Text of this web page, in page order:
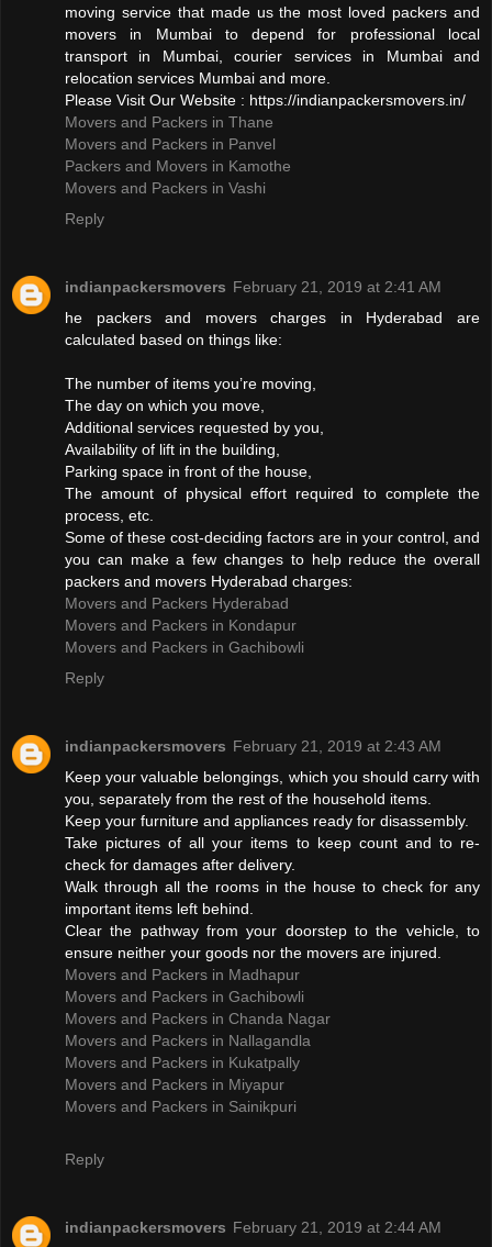
moving service that made us the most loved packers and
movers in Mumbai to depend for professional local
transport in Mumbai, courier services in Mumbai and
relocation services Mumbai and more.
Please Visit Our Website : https://indianpackersmovers.in/
Movers and Packers in Thane
Movers and Packers in Panvel
Packers and Movers in Kamothe
Movers and Packers in Vashi
Reply
indianpackersmovers February 21, 2019 at 2:41 AM
he packers and movers charges in Hyderabad are
calculated based on things like:
The number of items you’re moving,
The day on which you move,
Additional services requested by you,
Availability of lift in the building,
Parking space in front of the house,
The amount of physical effort required to complete the
process, etc.
Some of these cost-deciding factors are in your control, and
you can make a few changes to help reduce the overall
packers and movers Hyderabad charges:
Movers and Packers Hyderabad
Movers and Packers in Kondapur
Movers and Packers in Gachibowli
Reply
indianpackersmovers February 21, 2019 at 2:43 AM
Keep your valuable belongings, which you should carry with
you, separately from the rest of the household items.
Keep your furniture and appliances ready for disassembly.
Take pictures of all your items to keep count and to re-
check for damages after delivery.
Walk through all the rooms in the house to check for any
important items left behind.
Clear the pathway from your doorstep to the vehicle, to
ensure neither your goods nor the movers are injured.
Movers and Packers in Madhapur
Movers and Packers in Gachibowli
Movers and Packers in Chanda Nagar
Movers and Packers in Nallagandla
Movers and Packers in Kukatpally
Movers and Packers in Miyapur
Movers and Packers in Sainikpuri
Reply
indianpackersmovers February 21, 2019 at 2:44 AM